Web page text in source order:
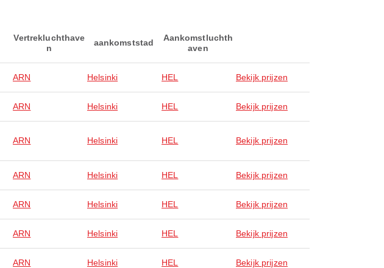
Vertrekluchthave
n
aankomststad
Aankomstluchth
aven
ARN Helsinki HEL Bekijk prijzen
ARN Helsinki HEL Bekijk prijzen
ARN Helsinki HEL Bekijk prijzen
ARN Helsinki HEL Bekijk prijzen
ARN Helsinki HEL Bekijk prijzen
ARN Helsinki HEL Bekijk prijzen
ARN Helsinki HEL Bekijk prijzen